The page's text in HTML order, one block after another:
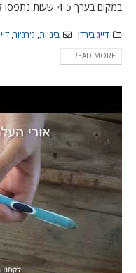
במקום בערך 4-5 שעות נתפסו קרוב...
דייג בירדן ביניות, ג'רג'ור,
READ MORE...